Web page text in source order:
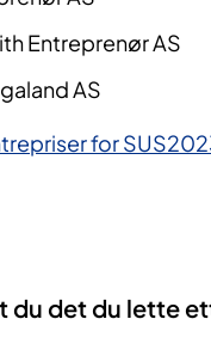
Entreprenør AS
AS
for
du det du lette